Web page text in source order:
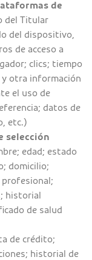
de
del Titular
del dispositivo,
de acceso a
clics; tiempo
y otra información
el uso de
datos de
etc.)
selección
edad; estado
domicilio;
historial
de salud
de crédito;
historial de